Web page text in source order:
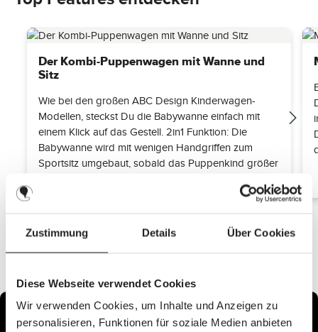
Zustimmung Details Über Cookies
Diese Webseite verwendet Cookies
Wir verwenden Cookies, um Inhalte und Anzeigen zu
personalisieren, Funktionen für soziale Medien anbieten
Der Kombi-Puppenwagen mit Wanne und
Sitz
Wie bei den großen ABC Design Kinderwagen-
Modellen, steckst Du die Babywanne einfach mit
einem Klick auf das Gestell. 2in1 Funktion: Die
Babywanne wird mit wenigen Handgriffen zum
Sportsitz umgebaut, sobald das Puppenkind größer